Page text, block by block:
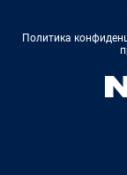
Политика